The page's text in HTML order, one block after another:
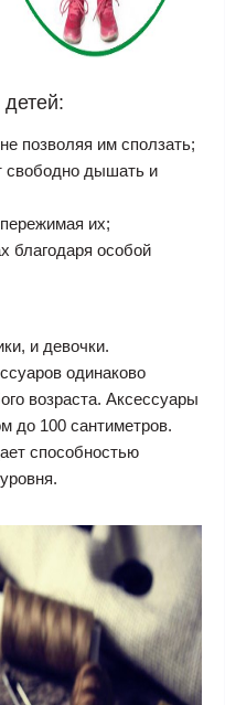
позволяя им сползать;
свободно дышать и
их;
благодаря особой
и девочки.
одинаково
возраста. Аксессуары
до 100 сантиметров.
способностью